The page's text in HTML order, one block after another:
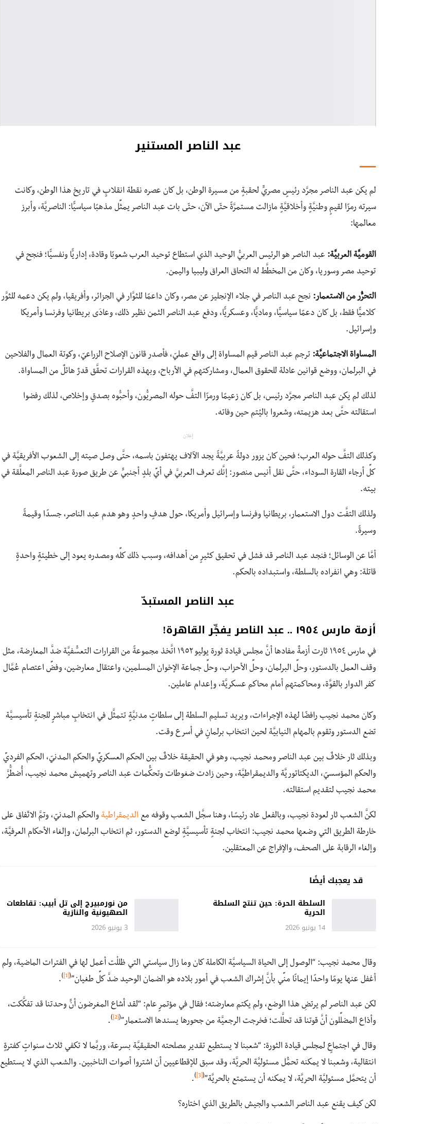
عبد الناصر المستنير
لم يكن عبد الناصر مجرَّد رئيسٍ مصريٍّ لحقبةٍ من مسيرة الوطن، بل كان عصره نقطة انقلابٍ في تاريخ هذا الوطن، وكانت
سيرته رمزًا لقيمٍ وطنيَّةٍ وأخلاقيَّةٍ مازالت مستمرَّةً حتّى الآن، حتّى بات عبد الناصر يمثِّل مذهبًا سياسيًّا: الناصريَّة، وأبرز
معالمها:
القوميَّة العربيَّة: عبد الناصر هو الرئيس العربيُّ الوحيد الذي استطاع توحيد العرب شعوبًا وقادة، إداريًّا ونفسيًّا؛ فنجح في
توحيد مصر وسوريا، وكان من المخطَّط له التحاق العراق وليبيا واليمن.
التحرُّر من الاستعمار: نجح عبد الناصر في جلاء الإنجليز عن مصر، وكان داعمًا للثوَّار في الجزائر، وأفريقيا، ولم يكن دعمه للثوَّر
كلاميًّا فقط، بل كان دعمًا سياسيًّا، وماديًّا، وعسكريًّا، ودفع عبد الناصر الثمن نظير ذلك، وعادَى بريطانيا وفرنسا وأمريكا
وإسرائيل.
المساواة الاجتماعيَّة: ترجم عبد الناصر قيم المساواة إلى واقع عمليّ، فأصدر قانون الإصلاح الزراعيّ، وكوتة العمال والفلاحين
في البرلمان، ووضع قوانين عادلة للحقوق العمال، ومشاركتهم في الأرباح، وبهذه القرارات تحقَّق قدرٌ هائلٌ من المساواة.
لذلك لم يكن عبد الناصر مجرَّد رئيس، بل كان زعيمًا ورمزًا التفَّ حوله المصريُّون، وأحبُّوه بصدقٍ وإخلاص، لذلك رفضوا
استقالته حتَّى بعد هزيمته، وشعروا باليُتم حين وفاته.
إعلان
وكذلك التفَّ حوله العرب؛ فحين كان يزور دولةً عربيَّةً يجد الآلاف يهتفون باسمه، حتَّى وصل صيته إلى الشعوب الأفريقيَّة في
كلِّ أرجاء القارة السوداء، حتَّى نقل أنيس منصور: إنَّك تعرف العربيَّ في أيِّ بلدٍ أجنبيٍّ عن طريق صورة عبد الناصر المعلَّقة في
بيته.
ولذلك التفَّت دول الاستعمار، بريطانيا وفرنسا وإسرائيل وأمريكا، حول هدفٍ واحدٍ وهو هدم عبد الناصر، جسدًا وقيمةً
وسيرةً.
أمَّا عن الوسائل؛ فنجد عبد الناصر قد فشل في تحقيق كثيرٍ من أهدافه، وسبب ذلك كلِّه ومصدره يعود إلى خطيئةٍ واحدةٍ
قاتلة: وهي انفراده بالسلطة، واستبداده بالحكم.
عبد الناصر المستبد
أزمة مارس ١٩٥٤ .. عبد الناصر يفجِّر القاهرة
!
في مارس ١٩٥٤ ثارت أزمةٌ مفادها أنَّ مجلس قيادة ثورة يوليو ١٩٥٢ اتَّخذ مجموعةً من القرارات التعسُّفيَّة ضدَّ المعارضة، مثل
وقف العمل بالدستور، وحلِّ البرلمان، وحلِّ الأحزاب، وحلِّ جماعة الإخوان المسلمين، واعتقال معارضين، وفضِّ اعتصام عُمَّال
كفر الدوار بالقوَّة، ومحاكمتهم أمام محاكم عسكريَّة، وإعدام عاملين.
وكان محمد نجيب رافضًا لهذه الإجراءات، ويريد تسليم السلطة إلى سلطاتٍ مدنيَّةٍ تتمثَّل في انتخابٍ مباشرٍ للجنةٍ تأسيسيَّة
تضع الدستور وتقوم بالمهام النيابيَّة لحين انتخاب برلمانٍ في أسرع وقت.
وبذلك ثار خلافٌ بين عبد الناصر ومحمد نجيب، وهو في الحقيقة خلافٌ بين الحكم العسكريِّ والحكم المدنيّ، الحكم الفرديِّ
والحكم المؤسسيّ، الديكتاتوريَّة والديمقراطيَّة، وحين زادت ضغوطات وتحكُّمات عبد الناصر وتهميش محمد نجيب، أُضطُّرَّ
محمد نجيب لتقديم استقالته.
لكنَّ الشعب ثار لعودة نجيب، وبالفعل عاد رئيسًا، وهنا سجَّل الشعب وقوفه مع الديمقراطية والحكم المدنيّ، وتمَّ الاتّفاق على
خارطة الطريق التي وضعها محمد نجيب: انتخاب لجنةٍ تأسيسيَّةٍ لوضع الدستور، ثم انتخاب البرلمان، وإلغاء الأحكام العرفيَّة،
وإلغاء الرقابة على الصحف، والإفراج عن المعتقلين.
قد يعجبك أيضًا
السلطة الحرة: حين تنتج السلطة
الحرية
14 يونيو 2026
من نورمبيرج إلى تل أبيب: تقاطعات
الصهيونية والنازية
3 يونيو 2026
وقال محمد نجيب: “الوصول إلى الحياة السياسيَّة الكاملة كان وما زال سياستي التي ظللْت أعمل لها في الفترات الماضية، ولم
أغفل عنها يومًا واحدًا إيمانًا منِّي بأنَّ إشراك الشعب في أمور بلاده هو الضمان الوحيد ضدَّ كلِّ طغيان”(
[1]
)
.
لكن عبد الناصر لم يرتضِ هذا الوضع، ولم يكتم معارضته؛ فقال في مؤتمرٍ عام: “لقد أشاع المغرضون أنّّ وحدتنا قد تفكَّكت،
وأذاع المضلِّلون أنَّ قوتنا قد تحلَّلت؛ فخرجت الرجعيَّة من جحورها يسندها الاستعمار”(
[2]
)
.
وقال في اجتماعٍ لمجلس قيادة الثورة: “شعبنا لا يستطيع تقدير مصلحته الحقيقيَّة بسرعة، وربَّما لا تكفي ثلاث سنواتٍ كفترةٍ
انتقالية، وشعبنا لا يمكنه تحمُّل مسئوليَّة الحريَّة، وقد سبق للإقطاعيين أن اشتروا أصوات الناخبين. والشعب الذي لا يستطيع
أن يتحمَّل مسئوليَّة الحريَّة، لا يمكنه أن يستمتع بالحريَّة”(
[3]
)
.
لكن كيف يقنع عبد الناصر الشعب والجيش بالطريق الذي اختاره؟